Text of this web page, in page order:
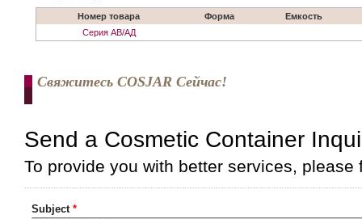
Номер товара Форма
Емкость
Серия АВ/АД
Свяжитесь COSJAR Сейчас!